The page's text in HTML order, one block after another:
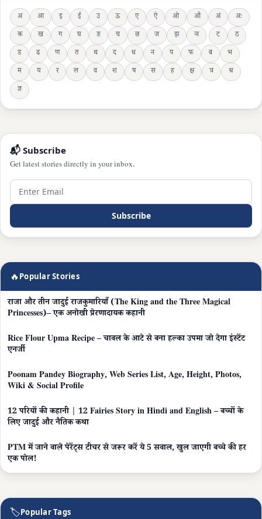
अ आ इ ई उ ऊ ए ऐ ओ औ अं
अः
क
ख ग घ ङ च छ ज झ ञ ट
ठ
ड
ढ ण त थ द ध न प फ ब
भ
म
य र ल व श ष स ह क्ष त्र
श्र
ज्ञ
📬 Subscribe
Get latest stories directly in your inbox.
Subscribe
🔥 Popular Stories
राजा और तीन जादुई राजकुमारियाँ (The King and the Three Magical
Princesses)– एक अनोखी प्रेरणादायक कहानी
Rice Flour Upma Recipe – चावल के आटे से बना हल्का उपमा जो देगा इंस्टेंट
एनर्जी
Poonam Pandey Biography, Web Series List, Age, Height, Photos,
Wiki & Social Profile
12 परियों की कहानी | 12 Fairies Story in Hindi and English – बच्चों के
लिए जादुई और नैतिक कथा
PTM में जाने वाले पेरेंट्स टीचर से जरूर करें ये 5 सवाल, खुल जाएगी बच्चे की हर
एक पोल!
🏷Popular Tags